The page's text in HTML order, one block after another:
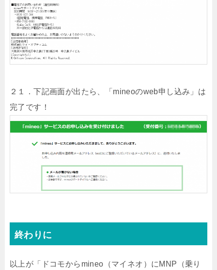
２１．下記画面が出たら、「mineoのweb申し込み」は
完了です！
終わりに
以上が「ドコモからmineo（マイネオ）にMNP（乗り